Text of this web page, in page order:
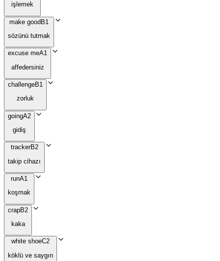
işlemek
make goodB1
sözünü tutmak
excuse meA1
affedersiniz
challengeB1
zorluk
goingA2
gidiş
trackerB2
takip cihazı
runA1
koşmak
crapB2
kaka
white shoeC2
köklü ve saygın